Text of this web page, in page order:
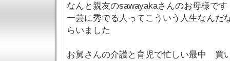
なんと親友のsawayakaさんのお母様です
一芸に秀でる人ってこういう人生なんだ
らいました
お舅さんの介護と育児で忙しい最中 買